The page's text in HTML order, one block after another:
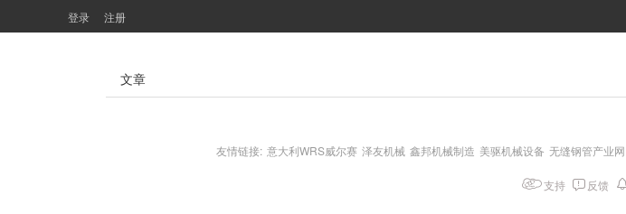
登录 注册
文章
友情链接: 意大利WRS威尔赛 泽友机械 鑫邦机械制造 美驱机械设备 无缝钢管产业网
支持 反馈